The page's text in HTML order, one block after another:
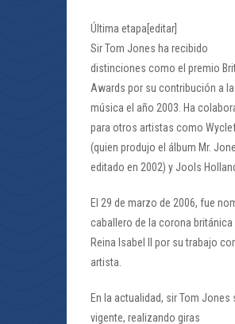
Última etapa[editar]
Sir Tom Jones ha recibido
distinciones como el premio
Awards por su contribución a la
música el año 2003. Ha
para otros artistas como
(quien produjo el álbum Mr.
editado en 2002) y Jools
El 29 de marzo de 2006, fue
caballero de la corona británica
Reina Isabel II por su trabajo
artista.
En la actualidad, sir Tom Jones
vigente, realizando giras